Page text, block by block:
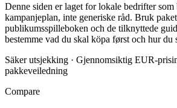
Denne siden er laget for lokale bedrifter
kampanjeplan, inte generiske råd. Bruk
publikumsspilleboken och de tilknyttede
bestemme vad du skal köpa først och hur du
Säker utsjekking · Gjennomsiktig EUR-
pakkeveiledning
Compare